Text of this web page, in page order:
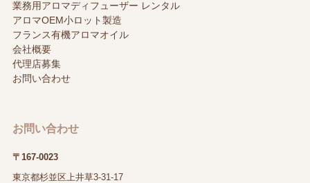
業務用アロマディフューザー レンタル
アロマOEM小ロット製造
フランス有機アロマオイル
会社概要
代理店募集
お問い合わせ
お問い合わせ
〒167-0023
東京都杉並区上井草3-31-17